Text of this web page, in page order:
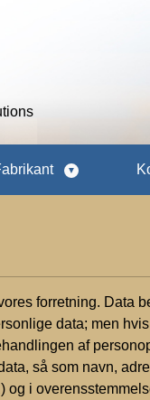
forretning.
data; men
af
så som navn,
og i